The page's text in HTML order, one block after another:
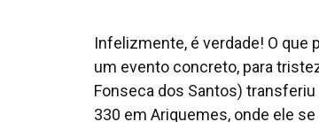
Infelizmente, é verdade! O que
um evento concreto, para
Fonseca dos Santos)
330 em Ariquemes, onde ele